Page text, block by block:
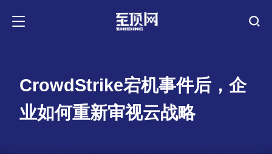
CrowdStrike宕机事件后，企
业如何重新审视云战略